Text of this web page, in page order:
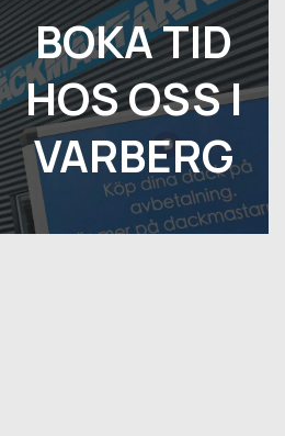
BOKA TID
HOS OSS I
VARBERG